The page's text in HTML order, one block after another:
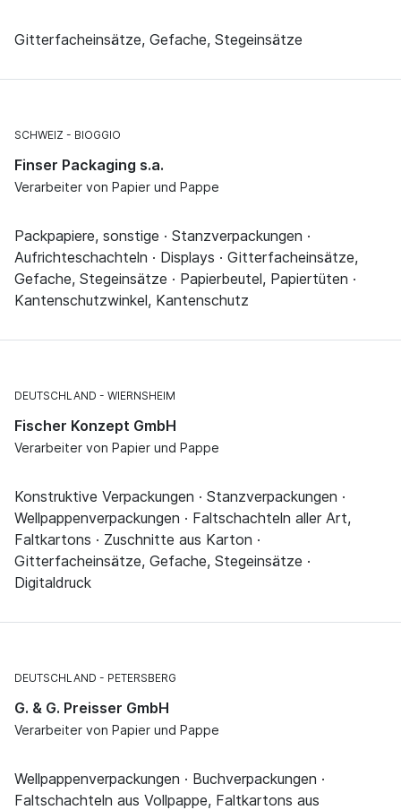
Gitterfacheinsätze, Gefache, Stegeinsätze
SCHWEIZ BIOGGIO
Finser Packaging s.a.
Verarbeiter von Papier und Pappe
Packpapiere, sonstige · Stanzverpackungen ·
Aufrichteschachteln · Displays · Gitterfacheinsätze,
Gefache, Stegeinsätze · Papierbeutel, Papiertüten ·
Kantenschutzwinkel, Kantenschutz
DEUTSCHLAND WIERNSHEIM
Fischer Konzept GmbH
Verarbeiter von Papier und Pappe
Konstruktive Verpackungen · Stanzverpackungen ·
Wellpappenverpackungen · Faltschachteln aller Art,
Faltkartons · Zuschnitte aus Karton ·
Gitterfacheinsätze, Gefache, Stegeinsätze ·
Digitaldruck
DEUTSCHLAND PETERSBERG
G. & G. Preisser GmbH
Verarbeiter von Papier und Pappe
Wellpappenverpackungen · Buchverpackungen ·
Faltschachteln aus Vollpappe, Faltkartons aus